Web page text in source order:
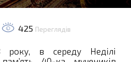
425 Переглядів
року, в середу Неділі